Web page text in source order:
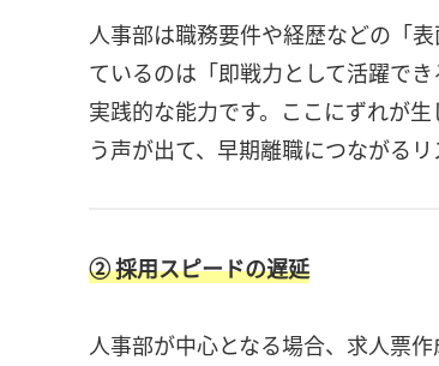
人事部は職務要件や経歴などの「
ているのは「即戦力として活躍で
実践的な能力です。ここにずれが
う声が出て、早期離職につながるリ
② 採用スピードの遅延
人事部が中心となる場合、求人票